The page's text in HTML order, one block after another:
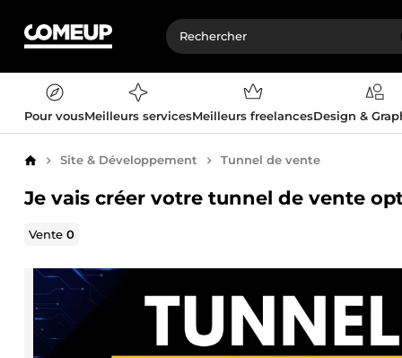
Pour vousMeilleurs servicesMeilleurs freelancesDesign &
AccueilSite & Développement Tunnel de vente
Je vais créer votre tunnel de vente
Vente0